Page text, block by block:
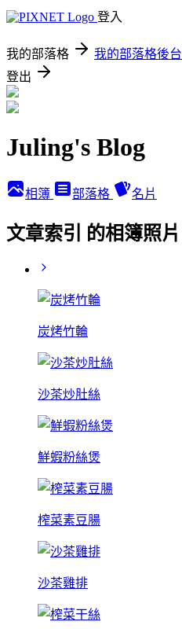
登入
我的部落格 我的部落格後台
登出
Juling's Blog
相簿 部落格 名片
文章索引 的相簿照片
炭烤竹輪
沙茶炒肚絲
鮮蝦粉絲煲
榨菜素豆腸
沙茶雞排